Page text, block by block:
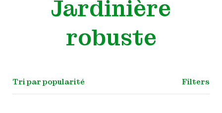
Jardinière
robuste
Filters